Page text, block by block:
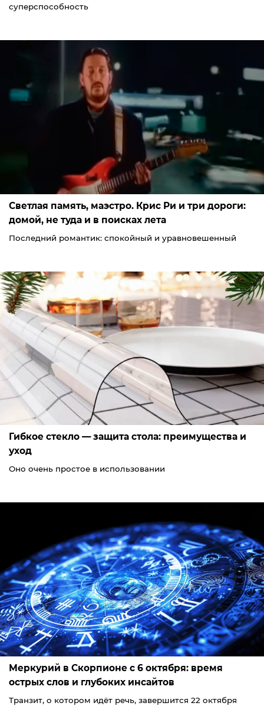
суперспособность
Светлая память, маэстро. Крис Ри и три дороги:
домой, не туда и в поисках лета
Последний романтик: спокойный и уравновешенный
Гибкое стекло — защита стола: преимущества и
уход
Оно очень простое в использовании
Меркурий в Скорпионе с 6 октября: время
острых слов и глубоких инсайтов
Транзит, о котором идёт речь, завершится 22 октября